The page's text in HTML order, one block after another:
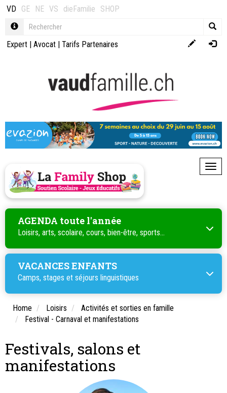
VD GE NE VS dieFamilie SHOP
Expert | Avocat | Tarifs Partenaires
AGENDA toute l'année
Loisirs, arts, scolaire, cours, bien-être, sports...
VACANCES ENFANTS
Camps, stages et séjours linguistiques
Home Loisirs
Activités et sorties en famille
Festival - Carnaval et manifestations
Festivals, salons et
manifestations